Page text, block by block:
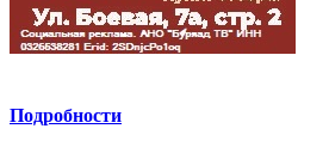
Подробности